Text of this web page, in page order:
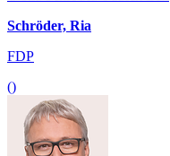
Schröder, Ria
FDP
()